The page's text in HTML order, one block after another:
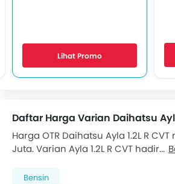
Lihat Promo
Daftar Harga Varian Daihatsu
Harga OTR Daihatsu Ayla 1.2L R
Juta. Varian Ayla 1.2L R CVT hadir
hingga 87 hp dan torsi puncak 113
Bensin